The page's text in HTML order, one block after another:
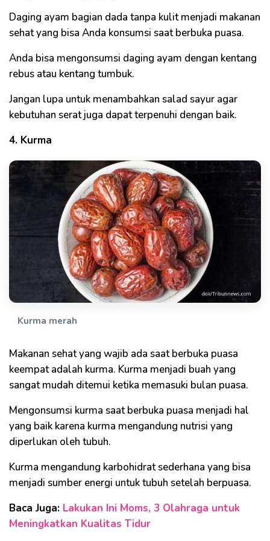
Daging ayam bagian dada tanpa kulit menjadi makanan
sehat yang bisa Anda konsumsi saat berbuka puasa.
Anda bisa mengonsumsi daging ayam dengan kentang
rebus atau kentang tumbuk.
Jangan lupa untuk menambahkan salad sayur agar
kebutuhan serat juga dapat terpenuhi dengan baik.
4. Kurma
Kurma merah
Makanan sehat yang wajib ada saat berbuka puasa
keempat adalah kurma. Kurma menjadi buah yang
sangat mudah ditemui ketika memasuki bulan puasa.
Mengonsumsi kurma saat berbuka puasa menjadi hal
yang baik karena kurma mengandung nutrisi yang
diperlukan oleh tubuh.
Kurma mengandung karbohidrat sederhana yang bisa
menjadi sumber energi untuk tubuh setelah berpuasa.
Baca Juga: Lakukan Ini Moms, 3 Olahraga untuk
Meningkatkan Kualitas Tidur